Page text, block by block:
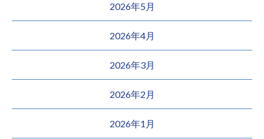
2026年5月
2026年4月
2026年3月
2026年2月
2026年1月